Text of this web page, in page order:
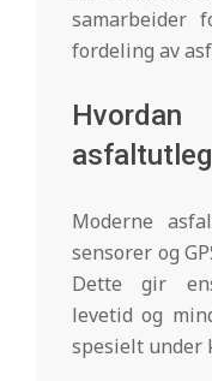
samarbeider
fordeling av
Moderne
sensorer og
Dette gir
levetid og
spesielt under